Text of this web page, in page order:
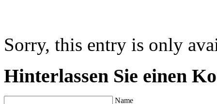
Sorry, this entry is only
Hinterlassen Sie einen
Name